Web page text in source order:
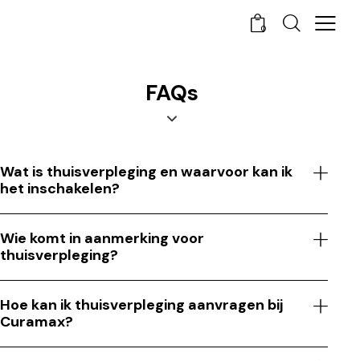
0
FAQs
Wat is thuisverpleging en waarvoor kan ik
het inschakelen?
Wie komt in aanmerking voor
thuisverpleging?
Hoe kan ik thuisverpleging aanvragen bij
Curamax?